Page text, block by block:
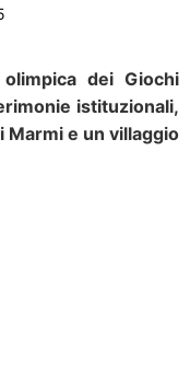
dei Giochi
istituzionali,
Marmi e un villaggio